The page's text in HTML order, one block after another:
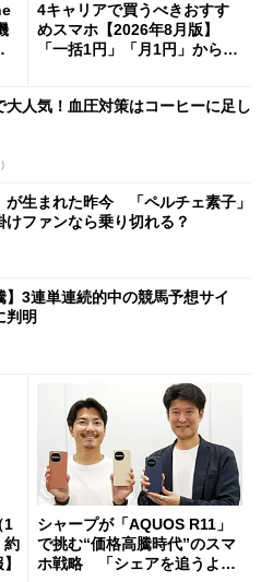
4キャリアで買うべきおすす
めスマホ【2026年8月版】
「一括1円」「月1円」からお
大人気！血圧対策はコーヒーに足し
が生まれた昨今 「ペルチェ素子」
けファンなら乗り切れる？
】3連単連続的中の競馬予想サイ
判明
1
約
シャープが「AQUOS R11」
で挑む“価格高騰時代”のスマ
ホ戦略 「シェアを追うより